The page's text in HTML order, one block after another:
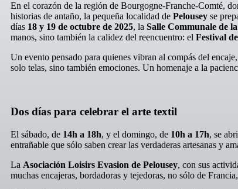
En el corazón de la región de Bourgogne-Franche-Comté,
historias de antaño, la pequeña localidad de Pelousey se
días 18 y 19 de octubre de 2025, la Salle Communale de
manos, sino también la calidez del reencuentro: el Festival
Un evento pensado para quienes vibran al compás del
solo telas, sino también emociones. Un homenaje a la
Dos días para celebrar el arte textil
El sábado, de 14h a 18h, y el domingo, de 10h a 17h, se
entrañable que sólo saben crear las verdaderas artesanas y
La Asociación Loisirs Evasion de Pelousey, con sus
muchas encajeras, bordadoras y tejedoras, no sólo de